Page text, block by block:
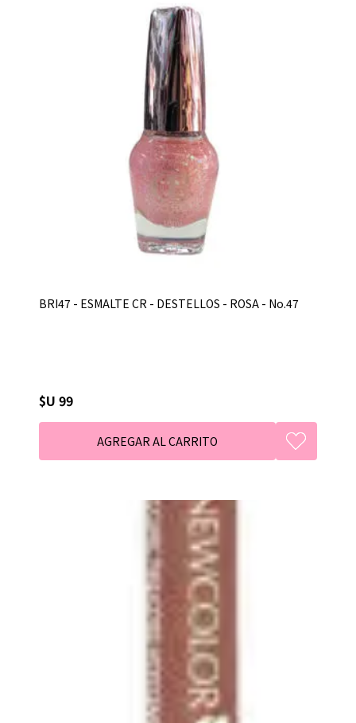
BRI47 - ESMALTE CR - DESTELLOS - ROSA - No.47
$U 99